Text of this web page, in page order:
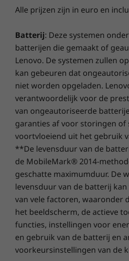
Gebruikt veel minder
Of in elk geval minder
batterij in de ThinkPad T15-
werkdag mee tot diep in de
toch meer stroom nodig
batterij dankzij de
slechts een uur tot 80%
niet meer gekluisterd aan je
gaan en staan waar je maar
Blijf overal online
Met de T15-laptop blijf je
ook heen gaat. Wifi 6 biedt
stabiele verbinding, zelfs op
platforms. Of kies voor de
kaart die overal verbinding
MicroSD-kaartlezer
Optioneel: Smartcardlezer
Gecombineerde
HDMI 1.4
RJ45
Netvoedingsadapter
USB-C 65 W (ondersteunt Rapid
Ondersteund
ThinkPad Thunderbolt-
ThinkPad-dockingstation Basic/
Mechanische docking aan
Dockingstations apart verkrijgbaar.
Specificaties kunnen per regio verschillen.
Alle prijzen zijn in euro en
Batterij: Deze systemen
batterijen die gemaakt of
Lenovo. De systemen zullen
kan gebeuren dat
niet worden opgeladen.
verantwoordelijk voor de
van ongeautoriseerde
garanties af voor storingen of
voortvloeiend uit het gebruik
**De levensduur van de
de MobileMark® 2014-
geschatte maximumduur. De
levensduur van de batterij
van vele factoren, waaronder
het beeldscherm, de actieve
functies, instellingen voor
en gebruik van de batterij en
voorkeursinstellingen van de